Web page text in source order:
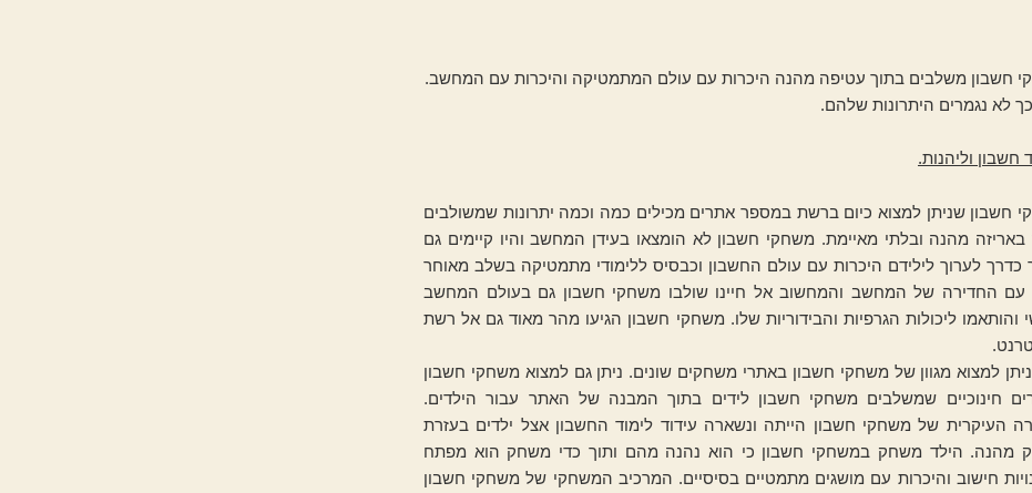
חשבון משלבים בתוך עטיפה מהנה היכרות עם עולם המתמטיקה והיכרות עם המחשב.
לא נגמרים היתרונות שלהם.
חשבון וליהנות.
חשבון שניתן למצוא כיום ברשת במספר אתרים מכילים כמה וכמה יתרונות שמשולבים
באריזה מהנה ובלתי מאיימת. משחקי חשבון לא הומצאו בעידן המחשב והיו קיימים גם
כדרך לערוך לילידם היכרות עם עולם החשבון וכבסיס ללימודי מתמטיקה בשלב מאוחר
עם החדירה של המחשב והמחשוב אל חיינו שולבו משחקי חשבון גם בעולם המחשב
והותאמו ליכולות הגרפיות והבידוריות שלו. משחקי חשבון הגיעו מהר מאוד גם אל רשת
ניתן למצוא מגוון של משחקי חשבון באתרי משחקים שונים. ניתן גם למצוא משחקי חשבון
חינוכיים שמשלבים משחקי חשבון לידים בתוך המבנה של האתר עבור הילדים.
העיקרית של משחקי חשבון הייתה ונשארה עידוד לימוד החשבון אצל ילדים בעזרת
מהנה. הילד משחק במשחקי חשבון כי הוא נהנה מהם ותוך כדי משחק הוא מפתח
חישוב והיכרות עם מושגים מתמטיים בסיסיים. המרכיב המשחקי של משחקי חשבון